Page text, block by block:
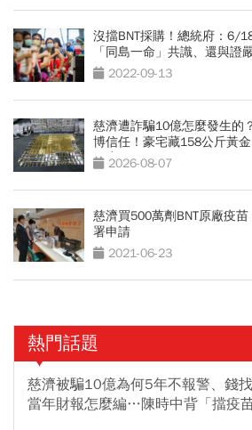
沒擋BNT採購！總統府：6/
「同島一命」共識、還與證
2022-09-13
慈濟遭詐騙10億怎麼發生的
博信任！豪宅藏158公斤黃
回應了
2026-08-07
慈濟買500萬劑BNT原廠疫
署申請
2021-06-23
熱門話題
慈濟被騙10億為何5年不報警、錢
當年財報怎麼編…陳時中背「擋疫